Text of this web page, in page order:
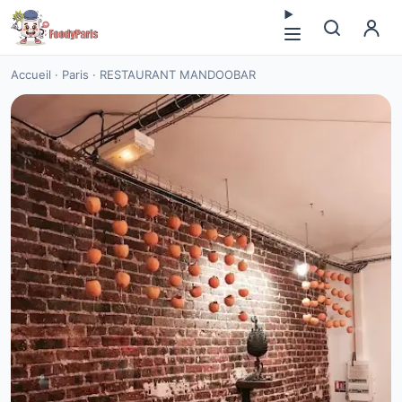
Accueil · Paris · RESTAURANT MANDOOBAR